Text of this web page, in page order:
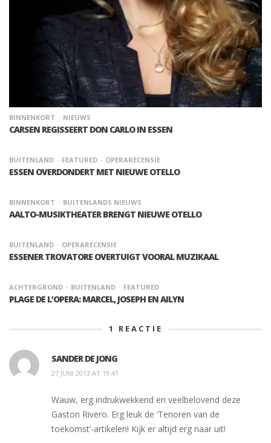
BINNENKORT NIEUWS
CARSEN REGISSEERT DON CARLO IN ESSEN
BUITENLAND FEATURED OPERARECENSIE
ESSEN OVERDONDERT MET NIEUWE OTELLO
BINNENKORT BUITENLANDS NIEUWS
AALTO-MUSIKTHEATER BRENGT NIEUWE OTELLO
BUITENLAND OPERARECENSIE
ESSENER TROVATORE OVERTUIGT VOORAL MUZIKAAL
ACHTERGROND BUITENLAND FEATURED
PLAGE DE L’OPERA: MARCEL, JOSEPH EN AILYN
1 REACTIE
SANDER DE JONG
27 JUNI 2013 AT 19:41
Wauw, erg indrukwekkend en veelbelovend deze
Gaston Rivero. Erg leuk de ‘Tenoren van de
toekomst’-artikelen! Kijk er altijd erg naar uit!